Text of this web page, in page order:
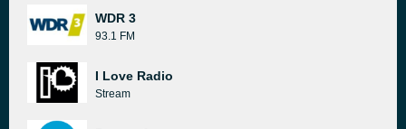
WDR 3
93.1 FM
I Love Radio
Stream